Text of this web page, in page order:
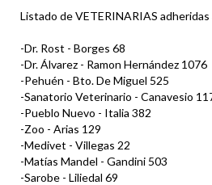
Listado de VETERINARIAS adheridas
-Dr. Rost - Borges 68
-Dr. Álvarez - Ramon Hernández 1076
-Pehuén - Bto. De Miguel 525
-Sanatorio Veterinario - Canavesio
-Pueblo Nuevo - Italia 382
-Zoo - Arias 129
-Medivet - Villegas 22
-Matías Mandel - Gandini 503
-Sarobe - Liliedal 69